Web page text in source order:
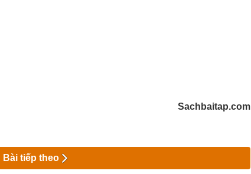
Sachbaitap.com
Bài tiếp theo